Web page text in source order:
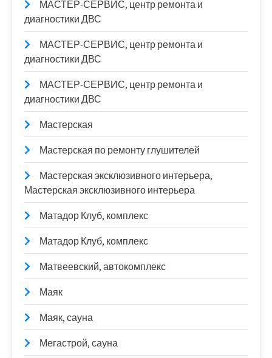
МАСТЕР-СЕРВИС, центр ремонта и
диагностики ДВС
МАСТЕР-СЕРВИС, центр ремонта и
диагностики ДВС
МАСТЕР-СЕРВИС, центр ремонта и
диагностики ДВС
Мастерская
Мастерская по ремонту глушителей
Мастерская эксклюзивного интерьера,
Мастерская эксклюзивного интерьера
Матадор Клуб, комплекс
Матадор Клуб, комплекс
Матвеевский, автокомплекс
Маяк
Маяк, сауна
Мегастрой, сауна